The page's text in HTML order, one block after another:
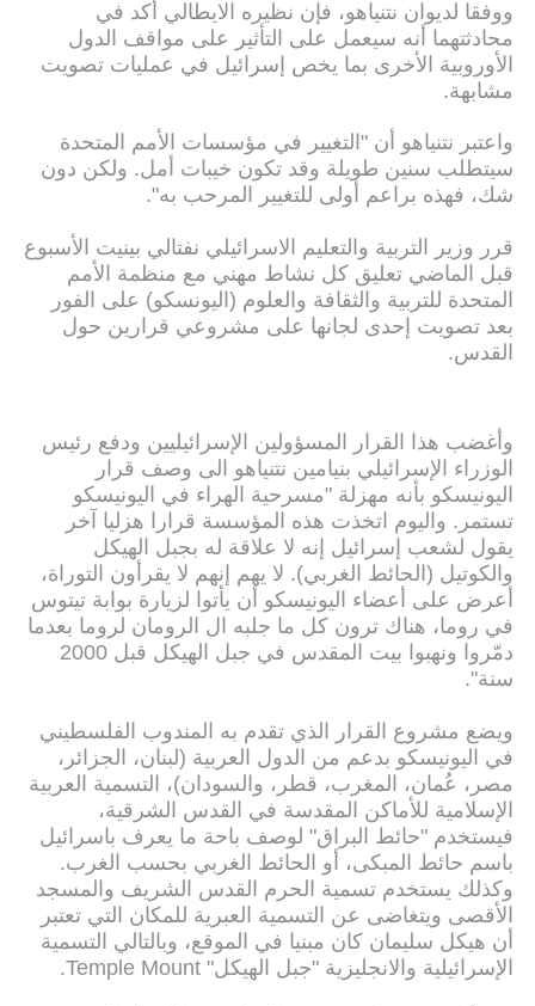
ووفقا لديوان نتنياهو، فإن نظيره الايطالي أكد في
محادثتهما أنه سيعمل على التأثير على مواقف الدول
الأوروبية الأخرى بما يخص إسرائيل في عمليات تصويت
مشابهة.
واعتبر نتنياهو أن "التغيير في مؤسسات الأمم المتحدة
سيتطلب سنين طويلة وقد تكون خيبات أمل. ولكن دون
شك، فهذه براعم أولى للتغيير المرحب به".
قرر وزير التربية والتعليم الاسرائيلي نفتالي بينيت الأسبوع
قبل الماضي تعليق كل نشاط مهني مع منظمة الأمم
المتحدة للتربية والثقافة والعلوم (اليونسكو) على الفور
بعد تصويت إحدى لجانها على مشروعي قرارين حول
القدس.
وأغضب هذا القرار المسؤولين الإسرائيليين ودفع رئيس
الوزراء الإسرائيلي بنيامين نتنياهو الى وصف قرار
اليونيسكو بأنه مهزلة "مسرحية الهراء في اليونيسكو
تستمر. واليوم اتخذت هذه المؤسسة قرارا هزليا آخر
يقول لشعب إسرائيل إنه لا علاقة له بجبل الهيكل
والكوتيل (الحائط الغربي). لا يهم إنهم لا يقرأون التوراة،
أعرض على أعضاء اليونيسكو أن يأتوا لزيارة بوابة تيتوس
في روما، هناك ترون كل ما جلبه ال الرومان لروما بعدما
دمّروا ونهبوا بيت المقدس في جبل الهيكل قبل 2000
سنة".
ويضع مشروع القرار الذي تقدم به المندوب الفلسطيني
في اليونيسكو بدعم من الدول العربية (لبنان، الجزائر،
مصر، عُمان، المغرب، قطر، والسودان)، التسمية العربية
الإسلامية للأماكن المقدسة في القدس الشرقية،
فيستخدم "حائط البراق" لوصف باحة ما يعرف باسرائيل
باسم حائط المبكى، أو الحائط الغربي بحسب الغرب.
وكذلك يستخدم تسمية الحرم القدس الشريف والمسجد
الأقصى ويتغاضى عن التسمية العبرية للمكان التي تعتبر
أن هيكل سليمان كان مبنيا في الموقع، وبالتالي التسمية
الإسرائيلية والانجليزية "جبل الهيكل" Temple Mount.